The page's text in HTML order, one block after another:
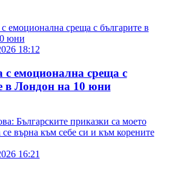
18:12
с емоционална среща с
в Лондон на 10 юни
16:21